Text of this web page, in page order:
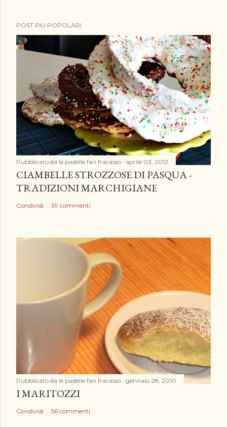
o
s
o
m
m
e
n
t
o
POST PIÙ POPOLARI
Pubblicato da le padelle fan fracasso aprile 03, 2012
CIAMBELLE STROZZOSE DI PASQUA -
TRADIZIONI MARCHIGIANE
Condividi 39 commenti
Pubblicato da le padelle fan fracasso gennaio 28, 2010
I MARITOZZI
Condividi 56 commenti